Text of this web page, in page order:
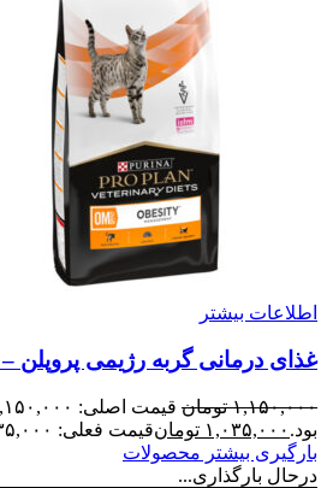
اطلاعات بیشتر
غذای درمانی گربه رژیمی پروپلن – Pro Plan Obesity
۱,۱۵۰,۰۰۰ تومان
بود. ۱,۰۳۵,۰۰۰ تومانقیمت فعلی: ۱,۰۳۵,۰۰۰ تومان.
بارگیری بیشتر محصولات
درحال بارگذاری...